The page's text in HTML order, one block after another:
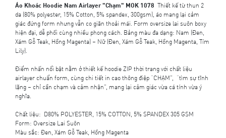
Áo Khoác Hoodie Nam Airlayer "Chạm" MOK 1078 Thiết kế từ thun 2
da (80% polyester, 15% Cotton, 5% spandex, 300gsm), áo mang lại cảm
giác đứng form nhưng vẫn co giãn thoải mái. Form oversize lai suôn boxy
hiện đại, dễ phối cùng nhiều phong cách. Bảng màu đa dạng: Nam (Đen,
Xám Gỗ Teak, Hồng Magenta) – Nữ (Đen, Xám Gỗ Teak, Hồng Magenta, Tím
Lily).
Điểm nhấn nổi bật nằm ở thiết kế hoodie ZIP thời trang với chất liệu
airlayer chuẩn form, cùng chi tiết in cao thông điệp “CHẠM”, “tìm sự tĩnh
lặng – chỉ cần chạm và cảm nhận”, mang lại cảm giác vừa cá tính vừa ý
nghĩa.
Chất liệu: D80% POLYESTER, 15% COTTON, 5% SPANDEX 305 GSM
Form: Oversize Lai Suôn
Màu sắc: Đen, Xám Gỗ Teak, Hồng Magenta